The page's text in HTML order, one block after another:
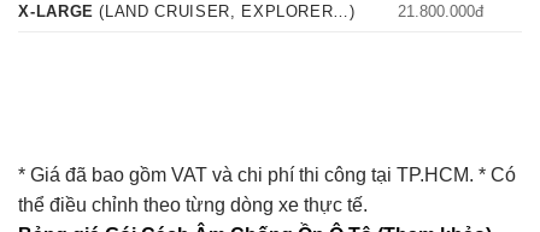
X-LARGE(LAND CRUISER, EXPLORER…) 21.800.000đ
* Giá đã bao gồm VAT và chi phí thi công tại TP.HCM. * Có
thể điều chỉnh theo từng dòng xe thực tế.